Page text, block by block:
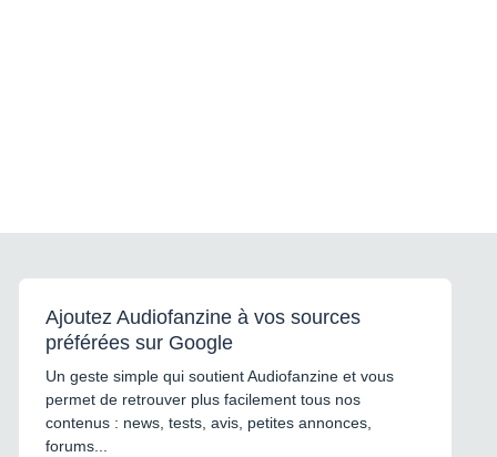
Ajoutez Audiofanzine à vos sources
préférées sur Google
Un geste simple qui soutient Audiofanzine et vous
permet de retrouver plus facilement tous nos
contenus : news, tests, avis, petites annonces,
forums...